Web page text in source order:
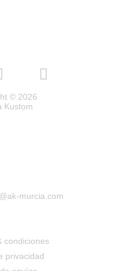
© 2026
Kustom
murcia.com
condiciones
privacidad